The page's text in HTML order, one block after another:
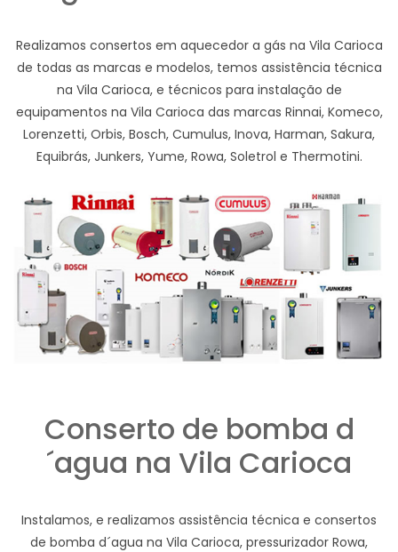
Realizamos consertos em aquecedor a gás na Vila Carioca
de todas as marcas e modelos, temos assistência técnica
na Vila Carioca, e técnicos para instalação de
equipamentos na Vila Carioca das marcas Rinnai, Komeco,
Lorenzetti, Orbis, Bosch, Cumulus, Inova, Harman, Sakura,
Equibrás, Junkers, Yume, Rowa, Soletrol e Thermotini.
Conserto de bomba d
´agua na Vila Carioca
Instalamos, e realizamos assistência técnica e consertos
de bomba d´agua na Vila Carioca, pressurizador Rowa,